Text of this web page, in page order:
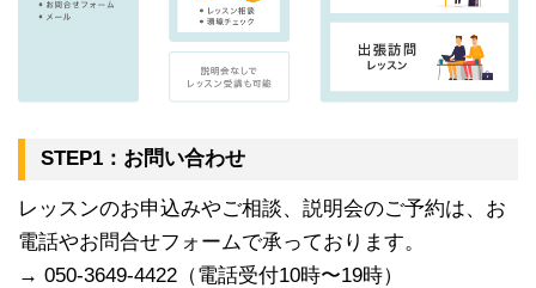
STEP1：お問い合わせ
レッスンのお申込みやご相談、説明会のご予約は、お
電話やお問合せフォームで承っております。
→ 050-3649-4422（電話受付10時〜19時）